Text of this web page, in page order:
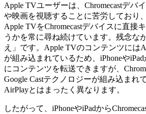
Apple TVユーザーは、Chromecastデバ
や映画を視聴することに苦労しており、
Apple TVをChromecastデバイスに直接
うかを常に尋ね続けています。残念な
え」です。Apple TVのコンテンツには
が組み込まれているため、iPhoneや
にコンテンツを転送できますが、
Google Castテクノロジーが組み込まれ
AirPlayとはまったく異なります。
したがって、iPhoneやiPadから